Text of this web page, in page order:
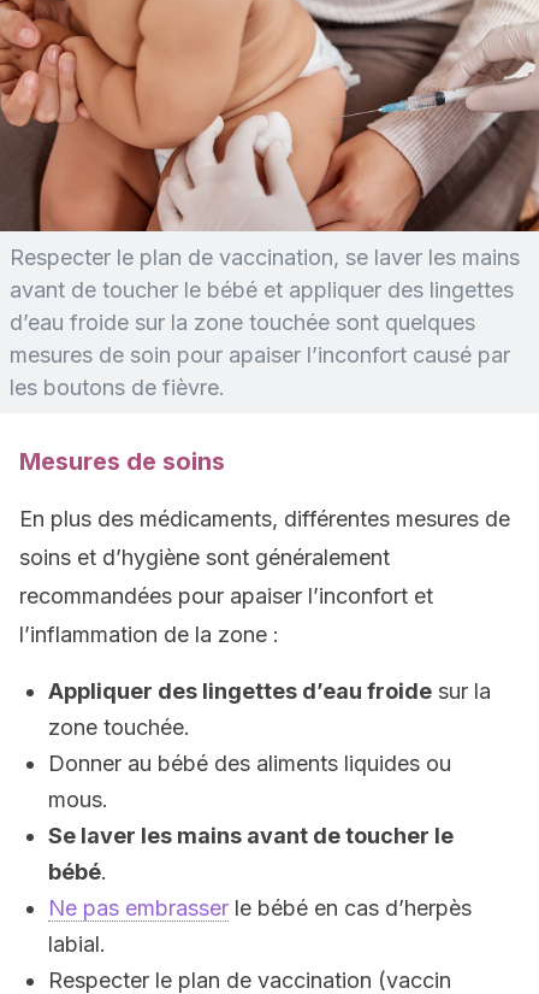
Respecter le plan de vaccination, se laver les mains
avant de toucher le bébé et appliquer des lingettes
d’eau froide sur la zone touchée sont quelques
mesures de soin pour apaiser l’inconfort causé par
les boutons de fièvre.
Mesures de soins
En plus des médicaments, différentes mesures de
soins et d’hygiène sont généralement
recommandées pour apaiser l’inconfort et
l’inflammation de la zone :
Appliquer des lingettes d’eau froide sur la
zone touchée.
Donner au bébé des aliments liquides ou
mous.
Se laver les mains avant de toucher le
bébé.
Ne pas embrasser le bébé en cas d’herpès
labial.
Respecter le plan de vaccination (vaccin